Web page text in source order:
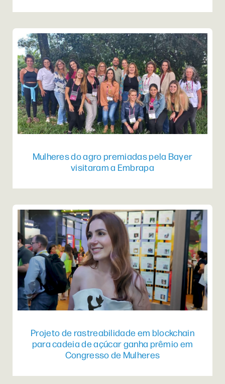
Mulheres do agro premiadas pela Bayer
visitaram a Embrapa
Projeto de rastreabilidade em blockchain
para cadeia de açúcar ganha prêmio em
Congresso de Mulheres